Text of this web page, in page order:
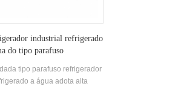
industrial refrigerado
do tipo parafuso
tipo parafuso refrigerador
a água adota alta